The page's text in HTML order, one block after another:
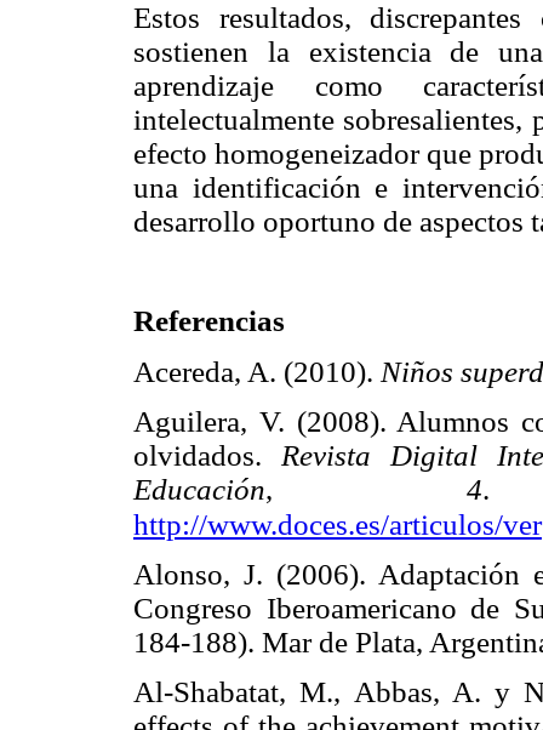
Estos resultados,
sostienen la existencia de
aprendizaje como
intelectualmente sobresalientes,
efecto homogeneizador que
una identificación e
desarrollo oportuno de
Referencias
Acereda, A. (2010). Niños
Aguilera, V. (2008). Alumnos
olvidados. Revista Digital
Educación,4.
http://www.doces.es/articulos/ver
Alonso, J. (2006).
Congreso Iberoamericano de
184-188). Mar de Plata,
Al-Shabatat, M., Abbas, A. y